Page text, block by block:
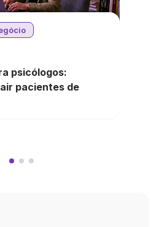
psicólogos:
pacientes de